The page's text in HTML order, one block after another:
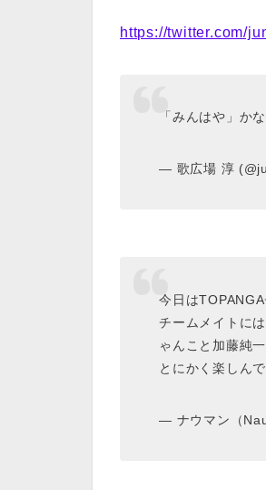
https://twitter.com/
「みんはや」か
— 歌広場 淳
今日は
チームメイトに
ゃんこと加藤純
とにかく楽しん
— ナウマン（